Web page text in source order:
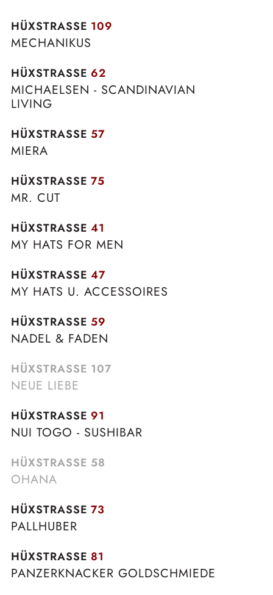
HÜXSTRASSE 109
MECHANIKUS
HÜXSTRASSE 62
MICHAELSEN - SCANDINAVIAN
LIVING
HÜXSTRASSE 57
MIERA
HÜXSTRASSE 75
MR. CUT
HÜXSTRASSE 41
MY HATS FOR MEN
HÜXSTRASSE 47
MY HATS U. ACCESSOIRES
HÜXSTRASSE 59
NADEL & FADEN
HÜXSTRASSE 107
NEUE LIEBE
HÜXSTRASSE 91
NUI TOGO - SUSHIBAR
HÜXSTRASSE 58
OHANA
HÜXSTRASSE 73
PALLHUBER
HÜXSTRASSE 81
PANZERKNACKER GOLDSCHMIEDE